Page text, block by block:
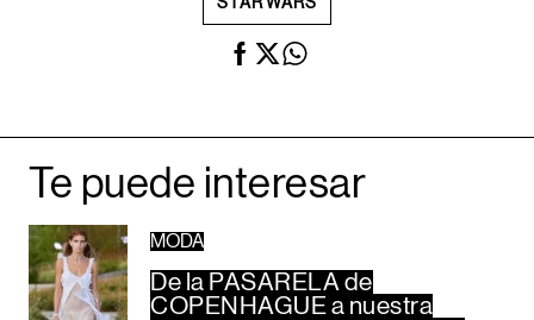
STAR WARS
Te puede interesar
MODA
De la PASARELA de
COPENHAGUE a nuestra